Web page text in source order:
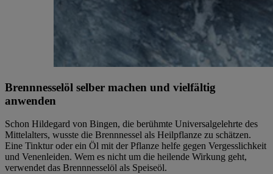
Brennnesselöl selber machen und vielfältig
anwenden
Schon Hildegard von Bingen, die berühmte Universalgelehrte des
Mittelalters, wusste die Brennnessel als Heilpflanze zu schätzen.
Eine Tinktur oder ein Öl mit der Pflanze helfe gegen Vergesslichkeit
und Venenleiden. Wem es nicht um die heilende Wirkung geht,
verwendet das Brennnesselöl als Speiseöl.